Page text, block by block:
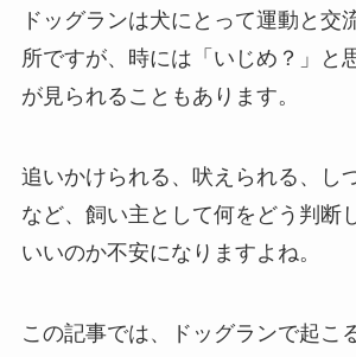
ドッグランは犬にとって運動と交
所ですが、時には「いじめ？」と
が見られることもあります。
追いかけられる、吠えられる、し
など、飼い主として何をどう判断
いいのか不安になりますよね。
この記事では、ドッグランで起こ